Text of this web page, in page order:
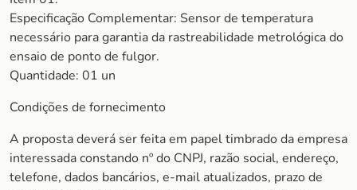
Especificação Complementar: Sensor de temperatura
necessário para garantia da rastreabilidade metrológica do
ensaio de ponto de fulgor.
Quantidade: 01 un
Condições de fornecimento
A proposta deverá ser feita em papel timbrado da empresa
interessada constando nº do CNPJ, razão social, endereço,
telefone, dados bancários, e-mail atualizados, prazo de